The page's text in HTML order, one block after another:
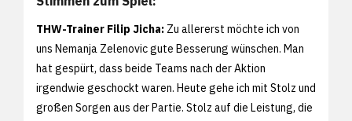
THW-Trainer Filip Jicha: Zu allererst möchte ich von
uns Nemanja Zelenovic gute Besserung wünschen. Man
hat gespürt, dass beide Teams nach der Aktion
irgendwie geschockt waren. Heute gehe ich mit Stolz und
großen Sorgen aus der Partie. Stolz auf die Leistung, die